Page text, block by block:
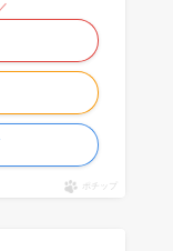
ポチップ